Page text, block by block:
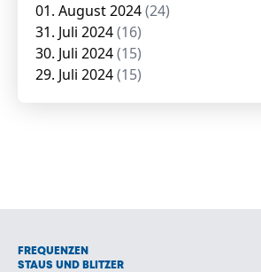
01. August 2024(24)
31. Juli 2024(16)
30. Juli 2024(15)
29. Juli 2024(15)
FREQUENZEN
STAUS UND BLITZER